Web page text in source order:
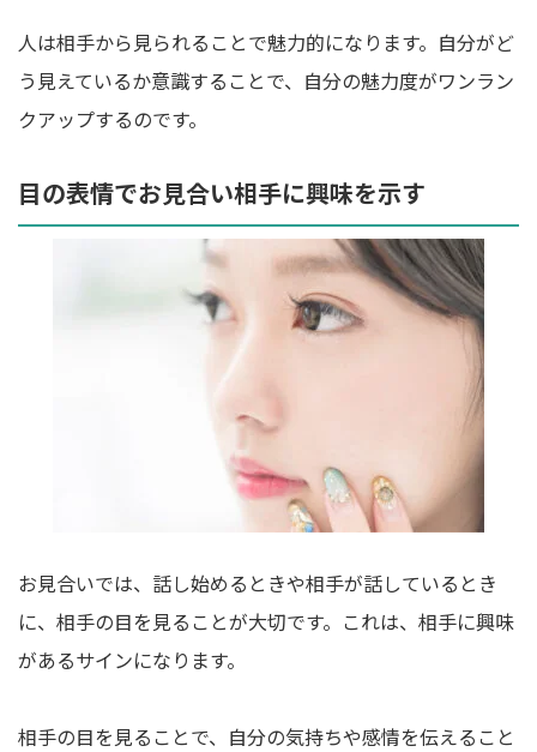
人は相手から見られることで魅力的になります。自分がど
う見えているか意識することで、自分の魅力度がワンラン
クアップするのです。
目の表情でお見合い相手に興味を示す
お見合いでは、話し始めるときや相手が話しているとき
に、相手の目を見ることが大切です。これは、相手に興味
があるサインになります。
相手の目を見ることで、自分の気持ちや感情を伝えること